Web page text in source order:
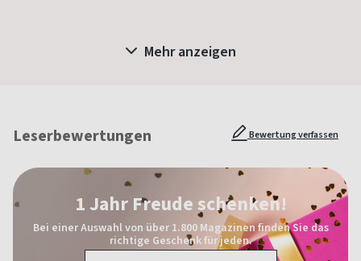
Mehr anzeigen
Leserbewertungen Bewertung verfassen
1 Jahr Freude schenken!
Bei einer Auswahl von über 1.800 Magazinen finden Sie das
richtige Geschenk für jeden.